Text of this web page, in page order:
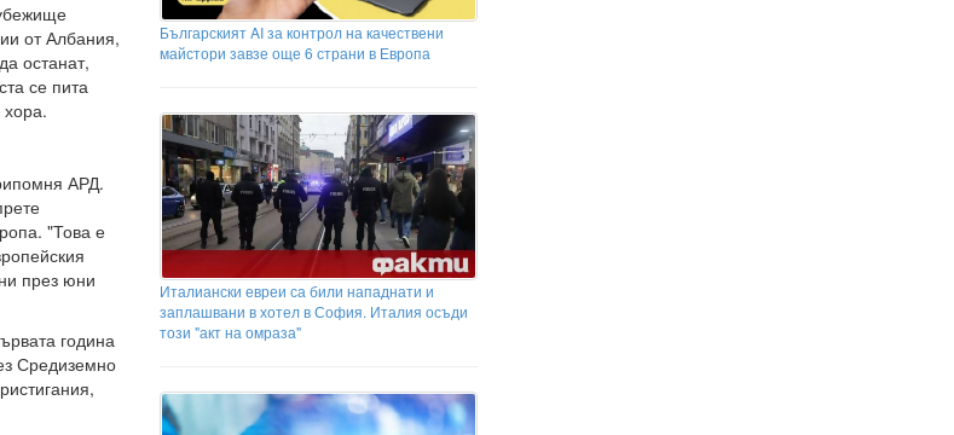
от Албания,
останат,
се пита
АРД.
"Това е
през юни
година
Средиземно
Българският AI за контрол на качествени
майстори завзе още 6 страни в Европа
Италиански евреи са били нападнати и
заплашвани в хотел в София. Италия осъди
този "акт на омраза"